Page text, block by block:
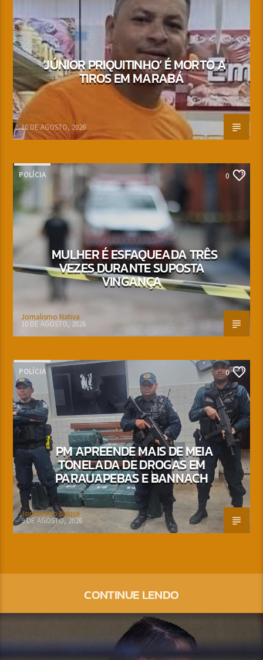
‘JÚNIOR PRIQUITINHO’ É MORTO A
TIROS EM MARABÁ
Jornalismo Nativa
10 DE AGOSTO, 2026
POLÍCIA 0
MULHER É ESFAQUEADA TRÊS
VEZES DURANTE SUPOSTA
VINGANÇA
Jornalismo Nativa
10 DE AGOSTO, 2026
POLÍCIA 0
PM APREENDE MAIS DE MEIA
TONELADA DE DROGAS EM
PARAUAPEBAS E BANNACH
Jornalismo Nativa
9 DE AGOSTO, 2026
CONTINUE LENDO